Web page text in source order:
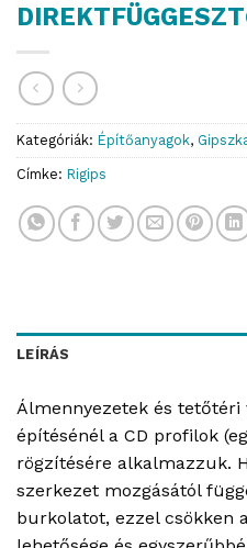
Kategóriák: Építőanyagok,
Címke: Rigips
LEÍRÁS
Álmennyezetek és
építésénél a CD profilok
rögzítésére alkalmazzuk.
szerkezet mozgásától
burkolatot, ezzel csökken